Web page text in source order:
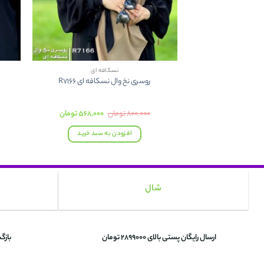
نسکافه ای
روسری نخ وال نسکافه ای R7166
۸۰۰,۰۰۰تومان قیمت
۸۰۰,۰۰۰ تومان
بود.
۵۶۸,۰۰۰تومانقیمت
افزودن به سبد خرید
شال
ارسال رایگان پستی بالای 2899000 تومان